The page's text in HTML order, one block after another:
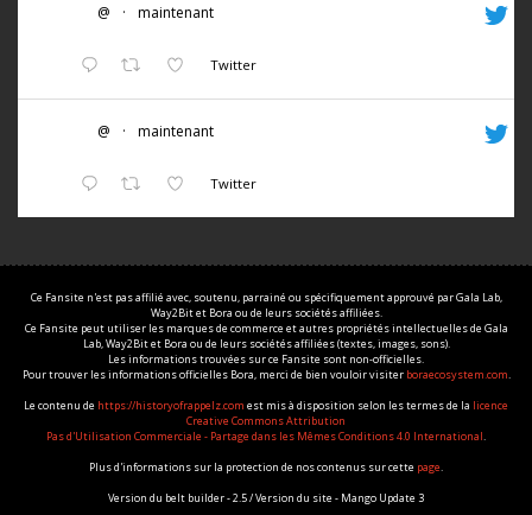
@ · maintenant
Twitter
@ · maintenant
Twitter
Ce Fansite n'est pas affilié avec, soutenu, parrainé ou spécifiquement approuvé par Gala Lab,
Way2Bit et Bora ou de leurs sociétés affiliées.
Ce Fansite peut utiliser les marques de commerce et autres propriétés intellectuelles de Gala
Lab, Way2Bit et Bora ou de leurs sociétés affiliées (textes, images, sons).
Les informations trouvées sur ce Fansite sont non-officielles.
Pour trouver les informations officielles Bora, merci de bien vouloir visiter boraecosystem.com.
Le contenu de https://historyofrappelz.com est mis à disposition selon les termes de la licence
Creative Commons Attribution
Pas d'Utilisation Commerciale - Partage dans les Mêmes Conditions 4.0 International.
Plus d'informations sur la protection de nos contenus sur cette page.
Version du belt builder - 2.5 / Version du site - Mango Update 3